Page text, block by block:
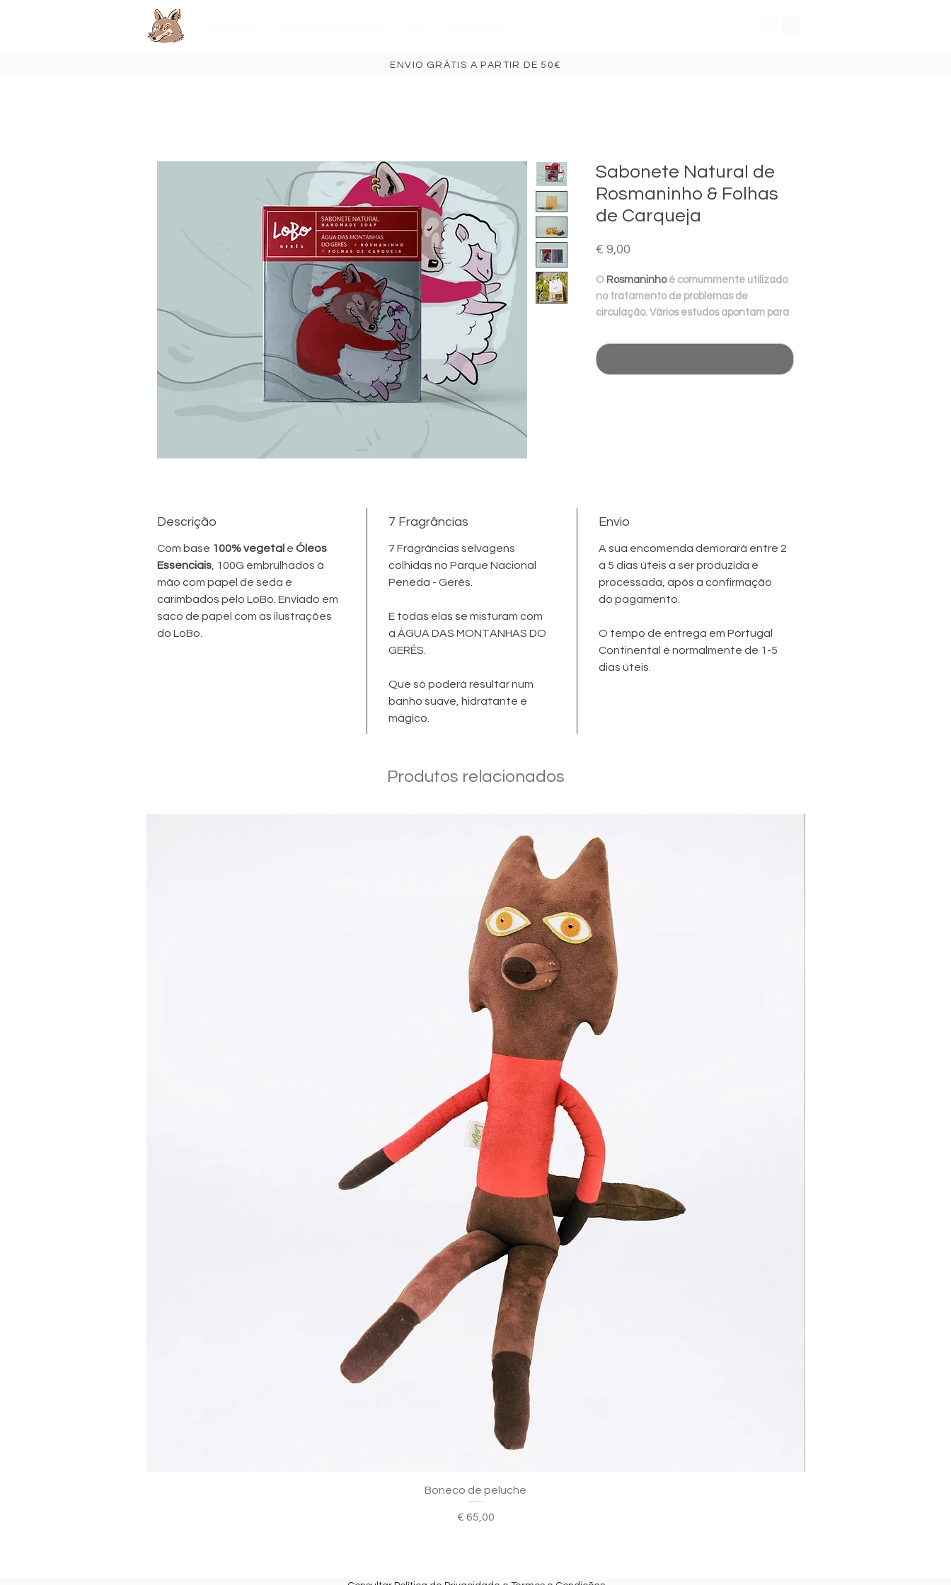
Sabonete Natural de
Rosmaninho & Folhas
de Carqueja
€ 9,00
O Rosmaninho é comummente utilizado
no tratamento de problemas de
circulação. Vários estudos apontam para
da prevenção de doenças
degenerativas.
Possui umcheiro doce,suaveedelicado.
Descrição
Com base 100% vegetal e Óleos
Essenciais , 100G embrulhados à
mão com papel de seda e
carimbados pelo LoBo. Enviado em
saco de papel com as ilustrações
do LoBo.
7 Fragrâncias
7 Fragrâncias selvagens
colhidas no Parque Nacional
Peneda - Gerês.
E todas elas se misturam com
a ÁGUA DAS MONTANHAS DO
GERÊS.
Que só poderá resultar num
banho suave, hidratante e
mágico.
Envio
A sua encomenda demorará entre 2
a 5 dias úteis a ser produzida e
processada, após a confirmação
do pagamento.
O tempo de entrega em Portugal
Continental é normalmente de 1-5
dias úteis.
ENVIO GRÁTIS A PARTIR DE 50€
Produtos relacionados
Boneco de peluche
Preço
€ 65,00